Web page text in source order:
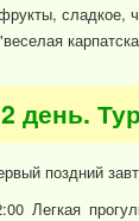
сладкое,
2 день.
поздний
Легкая